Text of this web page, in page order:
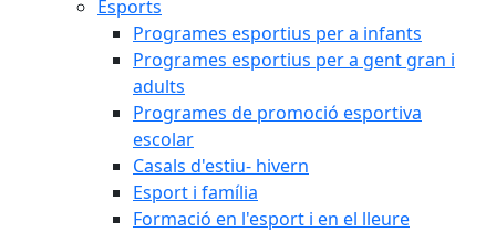
Esports
Programes esportius per a infants
Programes esportius per a gent gran i
adults
Programes de promoció esportiva
escolar
Casals d'estiu- hivern
Esport i família
Formació en l'esport i en el lleure